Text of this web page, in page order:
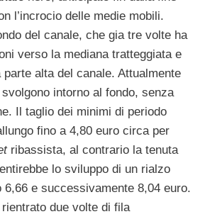
l’incrocio delle medie mobili.
del canale, che gia tre volte ha
verso la mediana tratteggiata e
alta del canale. Attualmente
intorno al fondo, senza
Il taglio dei minimi di periodo
fino a 4,80 euro circa per
ribassista, al contrario la tenuta
lo sviluppo di un rialzo
e successivamente 8,04 euro.
due volte di fila